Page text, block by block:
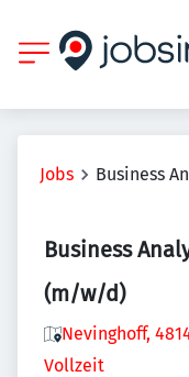
Jobs Business
Business
(m/w/d)
Nevinghoff,
Vollzeit